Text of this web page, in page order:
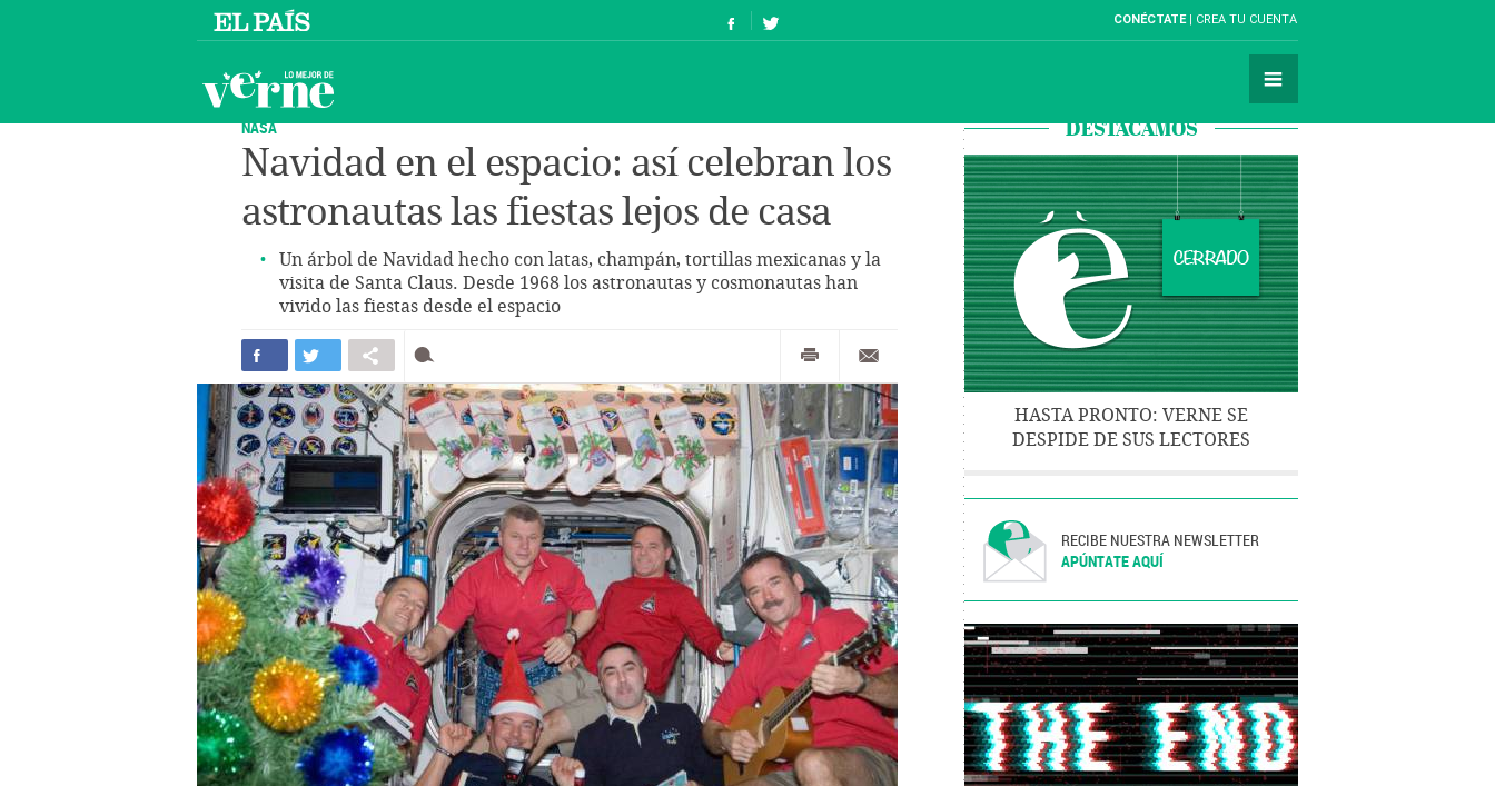
CONÉCTATE CREA TU CUENTA
NASA
Navidad en el espacio: así celebran los
astronautas las fiestas lejos de casa
Un árbol de Navidad hecho con latas, champán, tortillas mexicanas y la
visita de Santa Claus. Desde 1968 los astronautas y cosmonautas han
vivido las fiestas desde el espacio
DESTACAMOS
HASTA PRONTO: VERNE SE
DESPIDE DE SUS LECTORES
RECIBE NUESTRA NEWSLETTER
APÚNTATE AQUÍ